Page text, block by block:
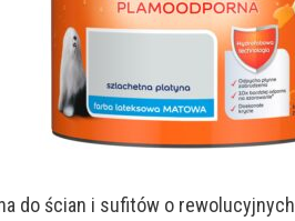
do ścian i sufitów o